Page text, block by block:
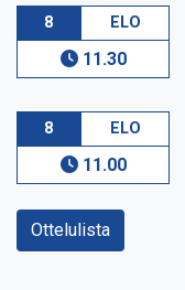
8 ELO
11.30
8 ELO
11.00
Ottelulista